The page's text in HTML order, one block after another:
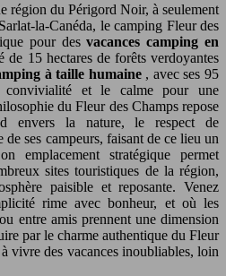
région du Périgord Noir, à seulement
la-Canéda, le camping Fleur des
pour desvacances camping en
de 15 hectares de forêts verdoyantes
à taille humaine , avec ses 95
convivialité et le calme pour une
du Fleur des Champs repose
envers la nature, le respect de
ses campeurs, faisant de ce lieu un
emplacement stratégique permet
sites touristiques de la région,
paisible et reposante. Venez
rime avec bonheur, et où les
entre amis prennent une dimension
par le charme authentique du Fleur
vivre des vacances inoubliables, loin